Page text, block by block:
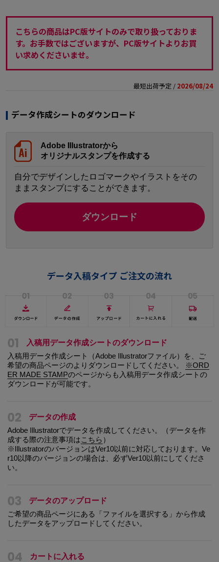
こちらの商品はPC版サイトのみで取り扱っておりま
す。お手数ではございますが、PC版サイトよりお買
い求めくださいませ。
最短出荷予定 / 2026/08/24
データ作成シートのダウンロード
Adobe Illustratorから
オリジナルスタンプを作成する
自分でデザインしたロゴマークやイラストをその
ままスタンプにすることができます。
ダウンロード
データ入稿タイプ ご注文の流れ
01
入稿用データ作成シートのダウンロード
入稿用データ作成シート（Adobe Illustratorファイル）を、ご
希望の商品ページのよりダウンロードしてください。
※ORD
ER MADE STAMPのページからも入稿用データ作成シートの
ダウンロードが可能です。
02
データの作成
Adobe Illustratorでデータを作成してください。（データを作
成する際の注意事項はこちら ）
※IllustratorのバージョンはVer10以前に対応しております。Ve
r10以降のバージョンの場合は、必ずVer10以前にしてくださ
い。
03
データのアップロード
ご希望の商品ページにある「ファイルを選択する」から作成
したデータをアップロードしてください。
04 カートに入れる